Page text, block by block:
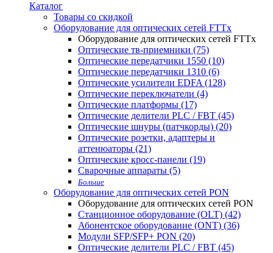
Каталог
Товары со скидкой
Оборудование для оптических сетей FTTx
Оборудование для оптических сетей FTTx
Оптические тв-приемники (75)
Оптические передатчики 1550 (10)
Оптические передатчики 1310 (6)
Оптические усилители EDFA (128)
Оптические переключатели (4)
Оптические платформы (17)
Оптические делители PLC / FBT (45)
Оптические шнуры (патчкорды) (20)
Оптические розетки, адаптеры и
аттенюаторы (21)
Оптические кросс-панели (19)
Сварочные аппараты (5)
Больше
Оборудование для оптических сетей PON
Оборудование для оптических сетей PON
Станционное оборудование (OLT) (42)
Абонентское оборудование (ONT) (36)
Модули SFP/SFP+ PON (20)
Оптические делители PLC / FBT (45)